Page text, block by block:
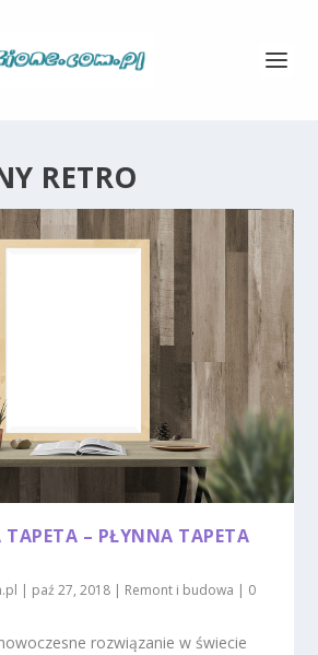
RETRO
TAPETA – PŁYNNA TAPETA
| paź 27, 2018 | Remont i budowa | 0
rozwiązanie w świecie